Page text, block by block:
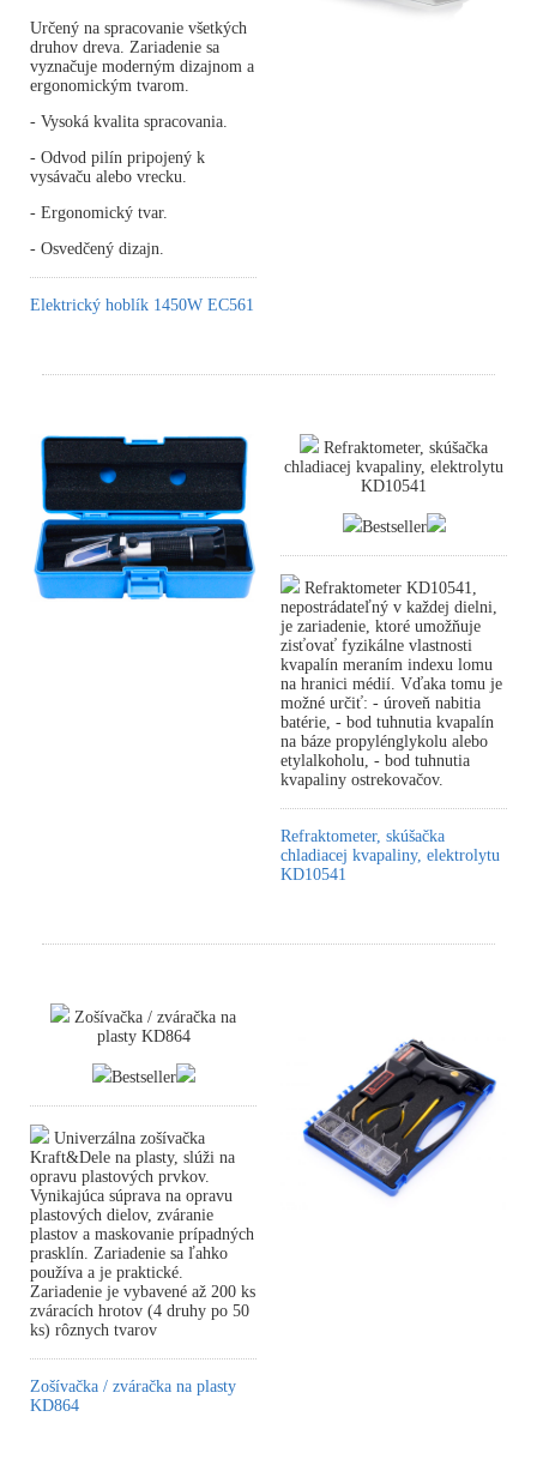
Určený na spracovanie všetkých
druhov dreva. Zariadenie sa
vyznačuje moderným dizajnom a
ergonomickým tvarom.
- Vysoká kvalita spracovania.
- Odvod pilín pripojený k
vysávaču alebo vrecku.
- Ergonomický tvar.
- Osvedčený dizajn.
Elektrický hoblík 1450W EC561
Refraktometer, skúšačka
chladiacej kvapaliny, elektrolytu
KD10541
Bestseller
Refraktometer KD10541,
nepostrádateľný v každej dielni,
je zariadenie, ktoré umožňuje
zisťovať fyzikálne vlastnosti
kvapalín meraním indexu lomu
na hranici médií. Vďaka tomu je
možné určiť: - úroveň nabitia
batérie, - bod tuhnutia kvapalín
na báze propylénglykolu alebo
etylalkoholu, - bod tuhnutia
kvapaliny ostrekovačov.
Refraktometer, skúšačka
chladiacej kvapaliny, elektrolytu
KD10541
Zošívačka / zváračka na
plasty KD864
Bestseller
Univerzálna zošívačka
Kraft&Dele na plasty, slúži na
opravu plastových prvkov.
Vynikajúca súprava na opravu
plastových dielov, zváranie
plastov a maskovanie prípadných
prasklín. Zariadenie sa ľahko
používa a je praktické.
Zariadenie je vybavené až 200 ks
zváracích hrotov (4 druhy po 50
ks) rôznych tvarov
Zošívačka / zváračka na plasty
KD864